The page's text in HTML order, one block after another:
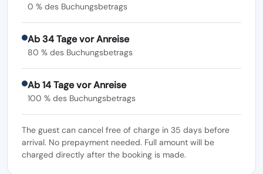
0 % des Buchungsbetrags
Ab 34 Tage vor Anreise
80 % des Buchungsbetrags
Ab 14 Tage vor Anreise
100 % des Buchungsbetrags
The guest can cancel free of charge in 35 days before
arrival. No prepayment needed. Full amount will be
charged directly after the booking is made.